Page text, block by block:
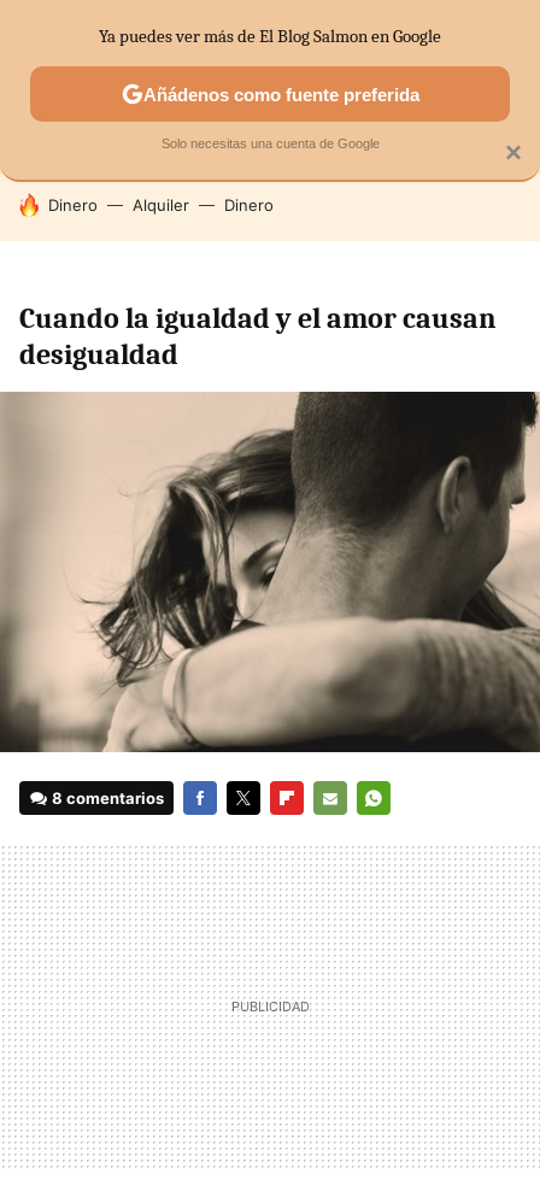
SECTORES ECONOMÍA DOMÉSTICA MERCADOS
HOY SE HABLA DE
Dinero Alquiler Dinero
Cuando la igualdad y el amor causan
desigualdad
8 comentarios
MAIL
×
Ya puedes ver más de El Blog Salmon en Google
Añádenos como fuente preferida
Solo necesitas una cuenta de Google